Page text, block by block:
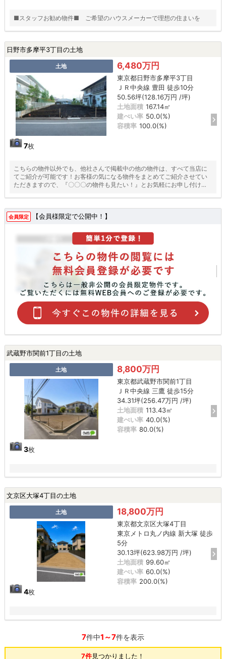
■スタッフお勧め物件■ ご希望のハウスメーカーで理想の住まいを
日野市多摩平3丁目の土地
土地
7枚
6,480万円
東京都日野市多摩平3丁目
ＪＲ中央線 豊田 徒歩10分
50.56坪(128.16万円 /坪)
土地面積 167.14㎡
建ぺい率 50.0(%)
容積率 100.0(%)
こちらの物件以外でも、他社さんで掲載中の他の物件は、すべて当店に
てご紹介が可能です！お客様の気になる物件をまとめてご紹介させてい
ただきますので、『〇〇〇の物件も見たい！』とお気軽にお申し付けく
会員限定 【会員様限定で公開中！】
武蔵野市関前1丁目の土地
土地
3枚
8,800万円
東京都武蔵野市関前1丁目
ＪＲ中央線 三鷹 徒歩15分
34.31坪(256.47万円 /坪)
土地面積 113.43㎡
建ぺい率 40.0(%)
容積率 80.0(%)
文京区大塚4丁目の土地
土地
4枚
18,800万円
東京都文京区大塚4丁目
東京メトロ丸ノ内線 新大塚 徒歩
5分
30.13坪(623.98万円 /坪)
土地面積 99.60㎡
建ぺい率 60.0(%)
容積率 200.0(%)
7件中1～7件を表示
7件見つかりました！